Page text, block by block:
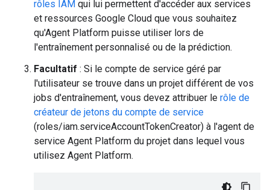
rôles IAM qui lui permettent d'accéder aux services
et ressources Google Cloud que vous souhaitez
qu'Agent Platform puisse utiliser lors de
l'entraînement personnalisé ou de la prédiction.
Facultatif : Si le compte de service géré par
l'utilisateur se trouve dans un projet différent de vos
jobs d'entraînement, vous devez attribuer le rôle de
créateur de jetons du compte de service
(roles/iam.serviceAccountTokenCreator) à l'agent de
service Agent Platform du projet dans lequel vous
utilisez Agent Platform.